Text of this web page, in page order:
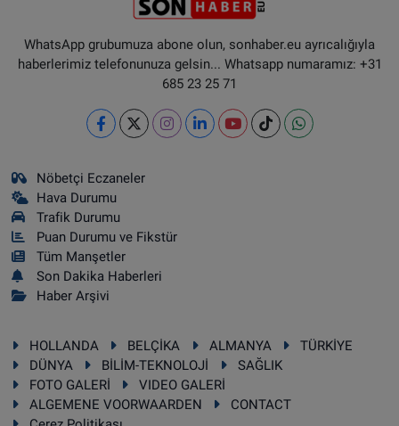
WhatsApp grubumuza abone olun, sonhaber.eu ayrıcalığıyla
haberlerimiz telefonunuza gelsin... Whatsapp numaramız: +31
685 23 25 71
Nöbetçi Eczaneler
Hava Durumu
Trafik Durumu
Puan Durumu ve Fikstür
Tüm Manşetler
Son Dakika Haberleri
Haber Arşivi
HOLLANDA BELÇİKA ALMANYA
TÜRKİYE
DÜNYA
BİLİM-TEKNOLOJİ
SAĞLIK
FOTO GALERİ
VIDEO GALERİ
ALGEMENE VOORWAARDEN
CONTACT